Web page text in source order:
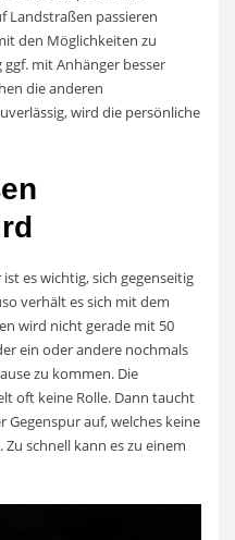
Landstraßen passieren
den Möglichkeiten zu
ggf. mit Anhänger besser
die anderen
wird die persönliche
es wichtig, sich gegenseitig
verhält es sich mit dem
wird nicht gerade mit 50
ein oder andere nochmals
zu kommen. Die
oft keine Rolle. Dann taucht
Gegenspur auf, welches keine
schnell kann es zu einem